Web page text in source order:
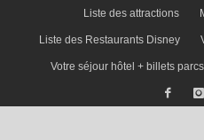
Liste des attractions
Liste des Restaurants Disney
Votre séjour hôtel + billets